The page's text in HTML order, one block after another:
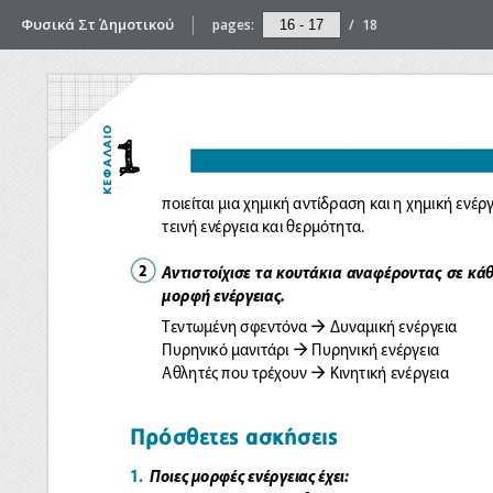
Φυσικά Στ΄ Δημοτικού pages: / 18